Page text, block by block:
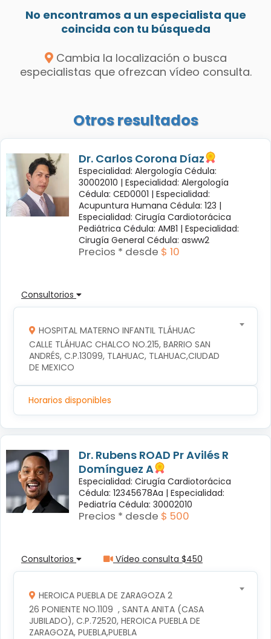
No encontramos a un especialista que
coincida con tu búsqueda
Cambia la localización o busca
especialistas que ofrezcan vídeo consulta.
Otros resultados
Dr. Carlos Corona Díaz
Especialidad: Alergología Cédula:
30002010 | Especialidad: Alergología
Cédula: CED0001 | Especialidad:
Acupuntura Humana Cédula: 123 |
Especialidad: Cirugía Cardiotorácica
Pediátrica Cédula: AMB1 | Especialidad:
Cirugía General Cédula: asww2
Precios * desde $ 10
Consultorios
HOSPITAL MATERNO INFANTIL TLÁHUAC
CALLE TLÁHUAC CHALCO NO.215, BARRIO SAN
ANDRÉS, C.P.13099, TLAHUAC, TLAHUAC,CIUDAD
DE MEXICO
Horarios disponibles
Dr. Rubens ROAD Pr Avilés R
Domínguez A
Especialidad: Cirugía Cardiotorácica
Cédula: 12345678Aa | Especialidad:
Pediatría Cédula: 30002010
Precios * desde $ 500
Consultorios Vídeo consulta $450
HEROICA PUEBLA DE ZARAGOZA 2
26 PONIENTE NO.1109  , SANTA ANITA (CASA
JUBILADO), C.P.72520, HEROICA PUEBLA DE
ZARAGOZA, PUEBLA,PUEBLA